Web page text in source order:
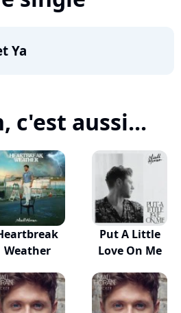
Ya
c'est aussi...
Weather
Put A Little
Love On Me